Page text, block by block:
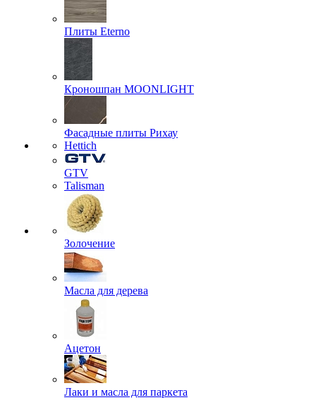
Плиты Eterno
Кроношпан MOONLIGHT
Фасадные плиты Рихау
Hettich
GTV
Talisman
Золочение
Масла для дерева
Ацетон
Лаки и масла для паркета